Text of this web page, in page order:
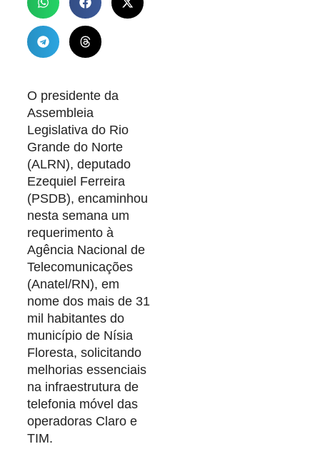
O presidente da
Assembleia
Legislativa do Rio
Grande do Norte
(ALRN), deputado
Ezequiel Ferreira
(PSDB), encaminhou
nesta semana um
requerimento à
Agência Nacional de
Telecomunicações
(Anatel/RN), em
nome dos mais de 31
mil habitantes do
município de Nísia
Floresta, solicitando
melhorias essenciais
na infraestrutura de
telefonia móvel das
operadoras Claro e
TIM.